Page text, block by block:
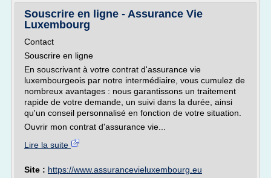
Souscrire en ligne - Assurance Vie
Luxembourg
Contact
Souscrire en ligne
En souscrivant à votre contrat d'assurance vie
luxembourgeois par notre intermédiaire, vous cumulez de
nombreux avantages : nous garantissons un traitement
rapide de votre demande, un suivi dans la durée, ainsi
qu'un conseil personnalisé en fonction de votre situation.
Ouvrir mon contrat d'assurance vie...
Lire la suite
Site : https://www.assurancevieluxembourg.eu